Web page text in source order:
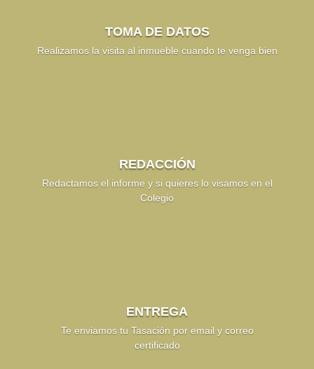
TOMA DE DATOS
Realizamos la visita al inmueble cuando te venga bien
REDACCIÓN
Redactamos el informe y si quieres lo visamos en el
Colegio
ENTREGA
Te enviamos tu Tasación por email y correo
certificado